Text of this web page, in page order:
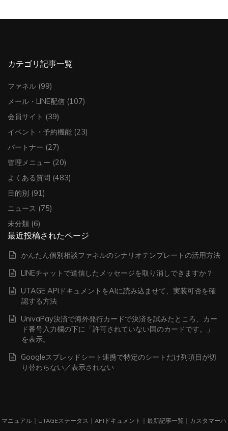
カテゴリ記事一覧
ファネル (99)
メール・LINE配信 (107)
会員サイト (39)
イベント・予約機能 (23)
パートナー (27)
管理メニュー (20)
よくある質問 (483)
目的別 (91)
ニュース (75)
未分類 (6)
最近投稿されたページ
かんたん個別相談ファネルのシナリオテンプレートの活用方法
LINEチャットで送信したメッセージを取り消しできますか？
UTAGE APIドキュメントをAIに読み込ませて、実装可否を確
認する方法
UnivaPay決済で海外発行カードで決済を試みたところ、カー
ド番号入力欄の下に「許可されていない国のカードです。」
を表示。
Googleスプレッドシート連携で特定のシートだけ列項目が切
り替わらない／表示されない
マニュアル ｜ UTAGEステータス ｜ APIドキュメント ｜ 最新記事一覧 ｜ カスタマーハ